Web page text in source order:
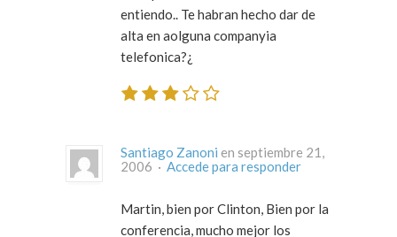
entiendo.. Te habran hecho dar de
alta en aolguna companyia
telefonica?¿
Santiago Zanoni en septiembre 21,
2006 · Accede para responder
Martin, bien por Clinton, Bien por la
conferencia, mucho mejor los